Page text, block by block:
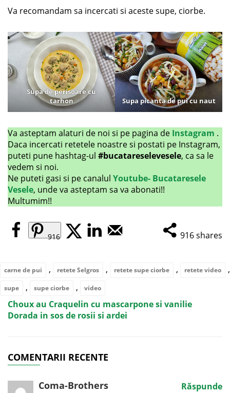
Va recomandam sa incercati si aceste supe, ciorbe.
Supa de perisoarecu
tarhon
Supa picanta de pui cu naut
Va asteptam alaturi de noi si pe pagina de Instagram .
Daca incercati retetele noastre si postati pe Instagram,
puteti pune hashtag-ul #bucatareselevesele, ca sa le
vedem si noi.
Ne puteti gasi si pe canalul Youtube- Bucataresele
Vesele, unde va asteptam sa va abonati!!
Multumim!!
916shares
916
carne de pui , retete Selgros , retete supe ciorbe , retete video ,
supe , supe ciorbe , video
Choux au Craquelin cu mascarpone si vanilie
Dorada in sos de rosii si ardei
COMENTARII RECENTE
Coma-Brothers Răspunde